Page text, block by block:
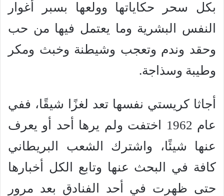
بكل سحر حكاياتها وولعها بسبر أغوار
النفس البشرية وما يعتمل فيها من حب
وحقد وندم وتعجب وشيطنة وخبث ومكر
وطيبة وسذاجة.
أجاثا كريستي نفسها تعد لغزًا شيقًا، ففي
عام 1962 اختفت ولم يرها أحد أو يعرف
عنها شيئًا، واشترك الشعب البريطاني
كافة في البحث عنها وتابع الكل أخبارها
حتى ظهرت في أحد الفنادق بعد مرور